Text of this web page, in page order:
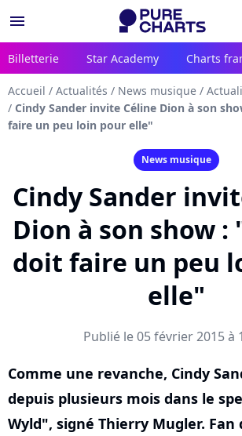
menu
Billetterie Star Academy Charts
Accueil / Actualités / News musique /
/ Cindy Sander invite Céline Dion à son
faire un peu loin pour elle"
News musique
Cindy Sander
Dion à son show :
doit faire un peu
elle"
Publié le 05 février 2015 à
Comme une revanche, Cindy
depuis plusieurs mois dans le
Wyld", signé Thierry Mugler. Fan